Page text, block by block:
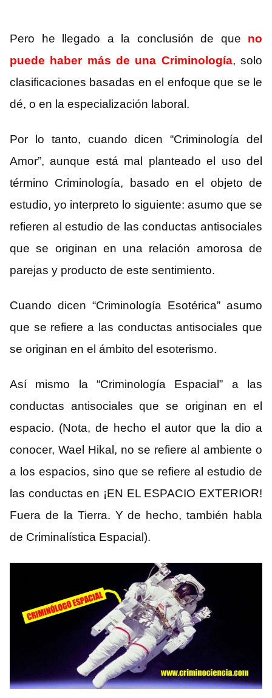
Pero he llegado a la conclusión de que no
puede haber más de una Criminología, solo
clasificaciones basadas en el enfoque que se le
dé, o en la especialización laboral.
Por lo tanto, cuando dicen “Criminología del
Amor”, aunque está mal planteado el uso del
término Criminología, basado en el objeto de
estudio, yo interpreto lo siguiente: asumo que se
refieren al estudio de las conductas antisociales
que se originan en una relación amorosa de
parejas y producto de este sentimiento.
Cuando dicen “Criminología Esotérica” asumo
que se refiere a las conductas antisociales que
se originan en el ámbito del esoterismo.
Así mismo la “Criminología Espacial” a las
conductas antisociales que se originan en el
espacio. (Nota, de hecho el autor que la dio a
conocer, Wael Hikal, no se refiere al ambiente o
a los espacios, sino que se refiere al estudio de
las conductas en ¡EN EL ESPACIO EXTERIOR!
Fuera de la Tierra. Y de hecho, también habla
de Criminalística Espacial).